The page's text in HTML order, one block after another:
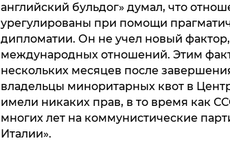
английский бульдог» думал, что
урегулированы при помощи
дипломатии. Он не учел новый
международных отношений. Этим
нескольких месяцев после
владельцы миноритарных квот в
имели никаких прав, в то время как
многих лет на коммунистические
Италии».